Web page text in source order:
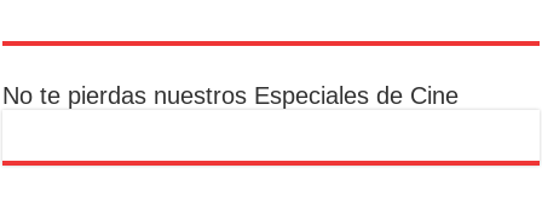
No te pierdas nuestros Especiales de Cine